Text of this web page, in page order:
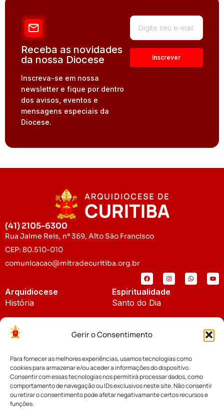
Gerir o Consentimento
Para fornecer as melhores experiências, usamos tecnologias como
cookies para armazenar e/ou aceder a informações do dispositivo.
Consentir com essas tecnologias nos permitirá processar dados, como
comportamento de navegação ou IDs exclusivos neste site. Não consentir
ou retirar o consentimento pode afetar negativamante certos recursos e
funções.
Receba as novidades
da nossa Diocese
Inscreva-se em nossa
newsletter e fique por dentro
dos avisos, eventos e
mensagens especiais da
Diocese.
(41) 2105-6300
Rua Jaime Reis, nº 369, Alto São Francisco
CEP: 80.510-010
comunicacao@mitradecuritiba.org.br
Arquidiocese
História
Padroeira
Espiritualidade
Santo do Dia
Notícias
Notícias da Arquidiocese
Notícias Cáritas
Cúria Diocesana
Fundo Diocesano